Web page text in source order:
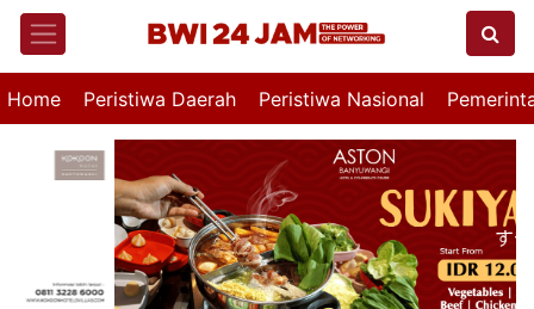
Home Peristiwa Daerah Peristiwa Nasional